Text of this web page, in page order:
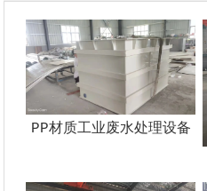
PP材质工业废水处理设备